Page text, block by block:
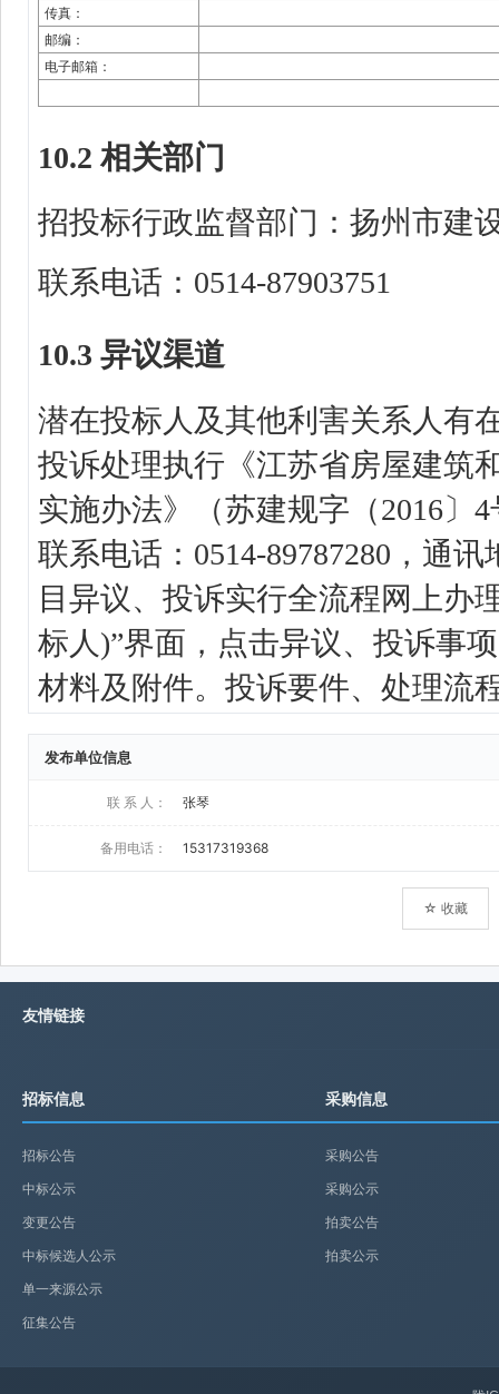
发布单位信息
联 系 人： 张琴
备用电话： 15317319368
☆ 收藏
友情链接
招标信息
招标公告
中标公示
变更公告
中标候选人公示
单一来源公示
征集公告
采购信息
采购公告
采购公示
拍卖公告
拍卖公示